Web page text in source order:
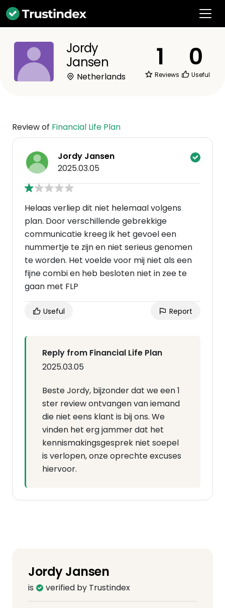
Jordy
Jansen
Netherlands
1
Reviews
0
Useful
Review of Financial Life Plan
Jordy Jansen
2025.03.05
Helaas verliep dit niet helemaal volgens
plan. Door verschillende gebrekkige
communicatie kreeg ik het gevoel een
nummertje te zijn en niet serieus genomen
te worden. Het voelde voor mij niet als een
fijne combi en heb besloten niet in zee te
gaan met FLP
Useful Report
Reply from Financial Life Plan
2025.03.05
Beste Jordy, bijzonder dat we een 1
ster review ontvangen van iemand
die niet eens klant is bij ons. We
vinden het erg jammer dat het
kennismakingsgesprek niet soepel
is verlopen, onze oprechte excuses
hiervoor.
Jordy Jansen
is verified by Trustindex